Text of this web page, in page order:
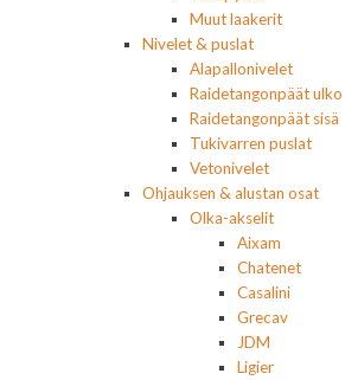
Muut laakerit
Nivelet & puslat
Alapallonivelet
Raidetangonpäät ulko
Raidetangonpäät sisä
Tukivarren puslat
Vetonivelet
Ohjauksen & alustan osat
Olka-akselit
Aixam
Chatenet
Casalini
Grecav
JDM
Ligier